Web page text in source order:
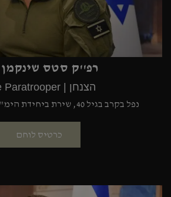
רפ''ק סטס
הצנחן | The Paratrooper
נפל בקרב בגיל 40, שירת ביחידת הימ"מ במשך 17 שנים
כרטיס לוחם